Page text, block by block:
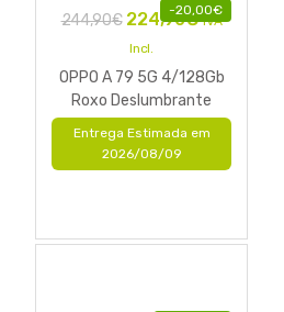
-20,00€
244,90€ 224,90€ IVA
Incl.
OPPO A 79 5G 4/128Gb
Roxo Deslumbrante
Entrega Estimada em
2026/08/09